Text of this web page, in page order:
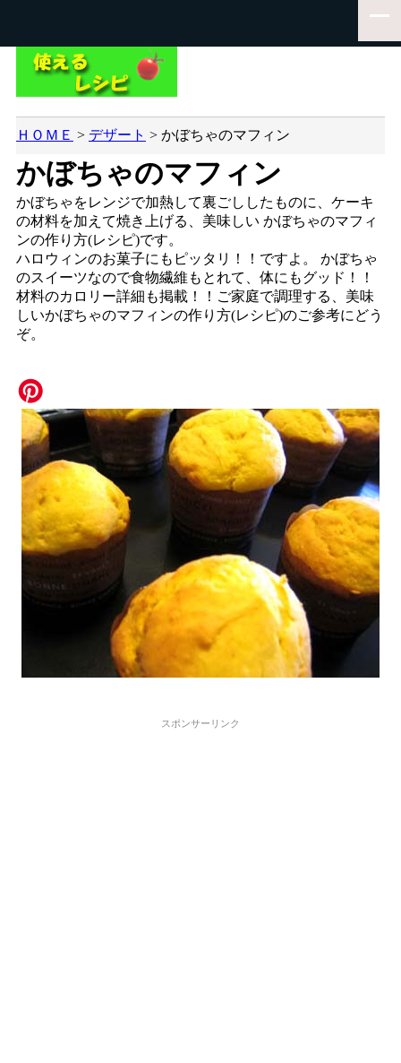
ＨＯＭＥ > デザート > かぼちゃのマフィン
かぼちゃのマフィン
かぼちゃをレンジで加熱して裏ごししたものに、ケーキ
の材料を加えて焼き上げる、美味しい かぼちゃのマフィ
ンの作り方(レシピ)です。
ハロウィンのお菓子にもピッタリ！！ですよ。 かぼちゃ
のスイーツなので食物繊維もとれて、体にもグッド！！
材料のカロリー詳細も掲載！！ご家庭で調理する、美味
しいかぼちゃのマフィンの作り方(レシピ)のご参考にどう
ぞ。
スポンサーリンク